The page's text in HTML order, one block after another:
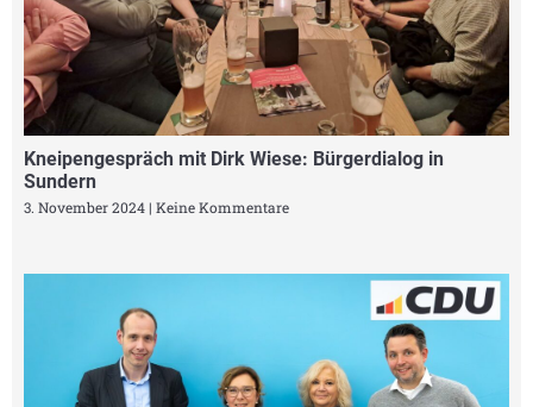
Kneipengespräch mit Dirk Wiese: Bürgerdialog in
Sundern
3. November 2024 Keine Kommentare